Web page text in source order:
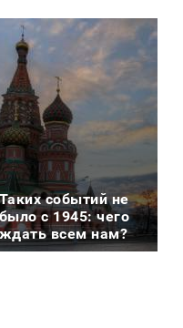
Таких событий не
было с 1945: чего
ждать всем нам?